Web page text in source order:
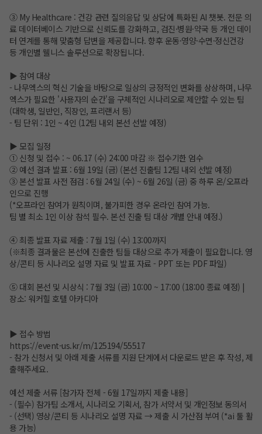
③ My Healthcare : 건강 관련 질의응답 및 상담에 특화된 AI 챗봇. 전문 의
료 데이터베이스 기반으로 신뢰도를 강화하고, 검진·병원·약국 등 개인 데이
터 연계를 통해 맞춤형 답변을 제공합니다. 향후 운동·영양·수면·정신건강
등 개인별 웰니스 솔루션으로 확장됩니다.
▶ 참여 대상
- 나무엑스의 혁신 기술을 바탕으로 일상의 긍정적인 변화를 상상하며, 나무
엑스가 필요한 '사용자의 순간'을 구체적인 시나리오로 제안할 수 있는 팀
(대학생, 일반인, 직장인, 프리랜서 등)
- 팀 단위 : 1인 ~ 4인 (12팀 내외 본선 선발 예정)
▶ 모집 일정
① 신청 및 접수 : ~ 06.17 (수) 24:00 마감 ※ 접수기한 엄수
② 예선 결과 발표 : 6월 19일 (금) (본선 진출팀 12팀 내외 선발 예정)
③ 본선 발표 사전 점검 : 6월 24일 (수) ~ 6월 26일 (금) 중 하루 온/오프라
인으로 진행
(*오프라인 참여가 원칙이며, 불가피한 경우 온라인 참여 가능.
팀 별 최소 1인 이상 참석 필수. 본선 진출 팀 대상 개별 안내 예정.)
④ 최종 발표 자료 제출 : 7월 1일 (수) 13:00까지
(※최종 결과물은 본선에 진출한 팀들 대상으로 추가 제출이 필요합니다. 영
상/콘티 등 시나리오 설명 자료 및 발표 자료 - PPT 또는 PDF 파일)
⑤ 대회 본선 및 시상식 : 7월 3일 (금) 10:00 ~ 17:00 (18:00 종료 예정) |
장소: 워커힐 호텔 아카디아
▶ 접수 방법
https://event-us.kr/m/125194/55517
- 참가 신청서 및 아래 제출 서류를 지원 단계에서 다운로드 받은 후 작성, 제
출해주세요.
예선 제출 서류 [참가자 전체 - 6월 17일까지 제출 내용]
- (필수) 참가팀 소개서, 시나리오 기획서, 참가 서약서 및 개인정보 동의서
- (선택) 영상/콘티 등 시나리오 설명 자료 → 제출 시 가산점 부여 (*ai 툴 활
용 가능)